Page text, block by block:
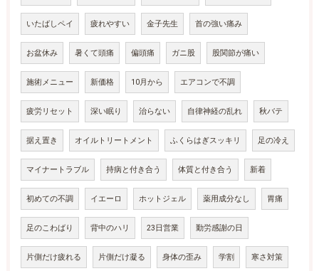
いたばしペイ 疲れやすい 金子先生 首の強い痛み
お盆休み 暑くて頭痛 偏頭痛 ガニ股 股関節が痛い
施術メニュー 新価格 10月から エアコンで不調
疲労リセット 深い眠り 治らない 自律神経の乱れ 秋バテ
据え置き オイルトリートメント ふくらはぎスッキリ 足の冷え
マイナートラブル 持病と付き合う 体質と付き合う 新着
初めての不調 イエーロ ホットジェル 薬用成分なし 胃痛
足のこわばり 背中のハリ 23日営業 勤労感謝の日
片側だけ疲れる 片側だけ凝る 身体の歪み 学割 寒さ対策